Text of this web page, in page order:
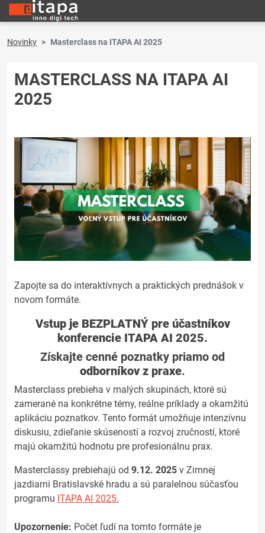
Novinky Masterclass na ITAPA AI 2025
MASTERCLASS NA ITAPA AI
2025
Zapojte sa do interaktívnych a praktických prednášok v
novom formáte.
Vstup je BEZPLATNÝ pre účastníkov
konferencie ITAPA AI 2025.
Získajte cenné poznatky priamo od
odborníkov z praxe.
Masterclass prebieha v malých skupinách, ktoré sú
zamerané na konkrétne témy, reálne príklady a okamžitú
aplikáciu poznatkov. Tento formát umožňuje intenzívnu
diskusiu, zdieľanie skúseností a rozvoj zručností, ktoré
majú okamžitú hodnotu pre profesionálnu prax.
Masterclassy prebiehajú od 9.12. 2025 v Zimnej
jazdiarni Bratislavské hradu a sú paralelnou súčasťou
programu ITAPA AI 2025.
Upozornenie: Počet ľudí na tomto formáte je